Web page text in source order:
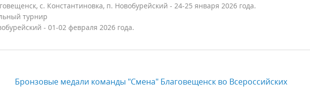
с. Константиновка, п. Новобурейский - 24-25 января 2026 года.
турнир
- 01-02 февраля 2026 года.
Бронзовые медали команды "Смена" Благовещенск во Всероссийских